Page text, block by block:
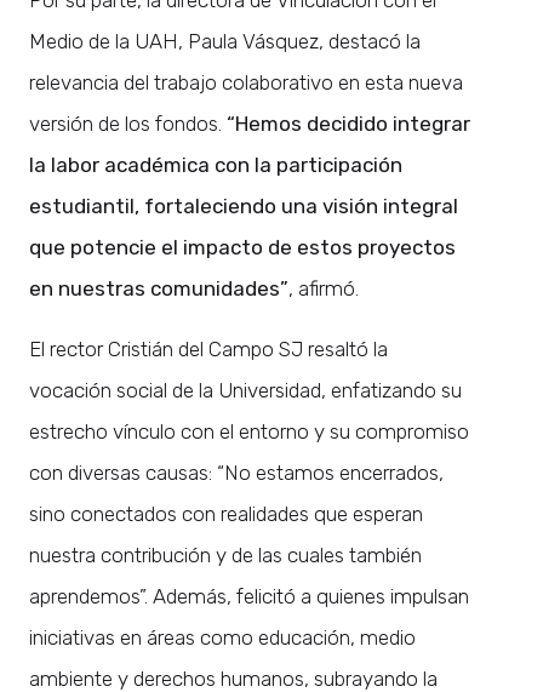
Medio de la UAH, Paula Vásquez, destacó la
relevancia del trabajo colaborativo en esta nueva
versión de los fondos. “Hemos decidido integrar
la labor académica con la participación
estudiantil, fortaleciendo una visión integral
que potencie el impacto de estos proyectos
en nuestras comunidades”, afirmó.
El rector Cristián del Campo SJ resaltó la
vocación social de la Universidad, enfatizando su
estrecho vínculo con el entorno y su compromiso
con diversas causas: “No estamos encerrados,
sino conectados con realidades que esperan
nuestra contribución y de las cuales también
aprendemos”. Además, felicitó a quienes impulsan
iniciativas en áreas como educación, medio
ambiente y derechos humanos, subrayando la